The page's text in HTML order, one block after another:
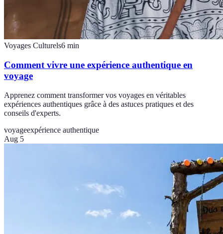
Voyages Culturels6 min
Comment vivre une expérience authentique en
voyage
Apprenez comment transformer vos voyages en véritables
expériences authentiques grâce à des astuces pratiques et des
conseils d'experts.
voyageexpérience authentique
Aug 5